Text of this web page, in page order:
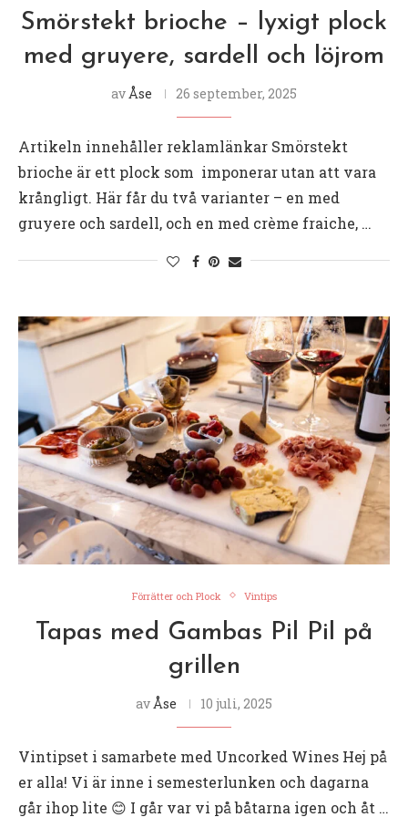
Smörstekt brioche – lyxigt plock
med gruyere, sardell och löjrom
av Åse 26 september, 2025
Artikeln innehåller reklamlänkar Smörstekt
brioche är ett plock som imponerar utan att vara
krångligt. Här får du två varianter – en med
gruyere och sardell, och en med crème fraiche, …
Förrätter och Plock Vintips
Tapas med Gambas Pil Pil på
grillen
av Åse 10 juli, 2025
Vintipset i samarbete med Uncorked Wines Hej på
er alla! Vi är inne i semesterlunken och dagarna
går ihop lite 😊 I går var vi på båtarna igen och åt …